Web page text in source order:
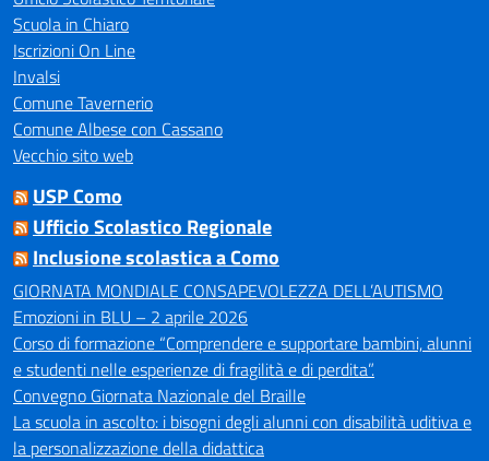
Scuola in Chiaro
Iscrizioni On Line
Invalsi
Comune Tavernerio
Comune Albese con Cassano
Vecchio sito web
USP Como
Ufficio Scolastico Regionale
Inclusione scolastica a Como
GIORNATA MONDIALE CONSAPEVOLEZZA DELL’AUTISMO
Emozioni in BLU – 2 aprile 2026
Corso di formazione “Comprendere e supportare bambini, alunni
e studenti nelle esperienze di fragilità e di perdita”.
Convegno Giornata Nazionale del Braille
La scuola in ascolto: i bisogni degli alunni con disabilità uditiva e
la personalizzazione della didattica